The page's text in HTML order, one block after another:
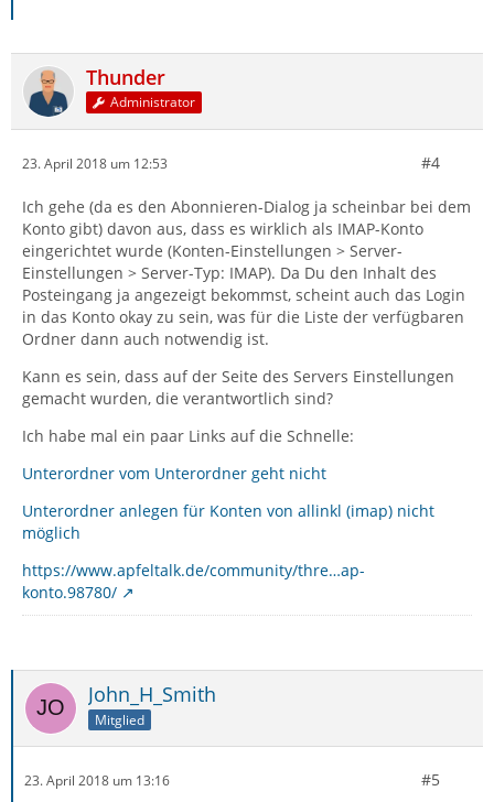
Thunder
Administrator
23. April 2018 um 12:53 #4
Ich gehe (da es den Abonnieren-Dialog ja scheinbar bei dem
Konto gibt) davon aus, dass es wirklich als IMAP-Konto
eingerichtet wurde (Konten-Einstellungen > Server-
Einstellungen > Server-Typ: IMAP). Da Du den Inhalt des
Posteingang ja angezeigt bekommst, scheint auch das Login
in das Konto okay zu sein, was für die Liste der verfügbaren
Ordner dann auch notwendig ist.
Kann es sein, dass auf der Seite des Servers Einstellungen
gemacht wurden, die verantwortlich sind?
Ich habe mal ein paar Links auf die Schnelle:
Unterordner vom Unterordner geht nicht
Unterordner anlegen für Konten von allinkl (imap) nicht
möglich
https://www.apfeltalk.de/community/thre…ap-
konto.98780/
John_H_Smith
Mitglied
23. April 2018 um 13:16 #5